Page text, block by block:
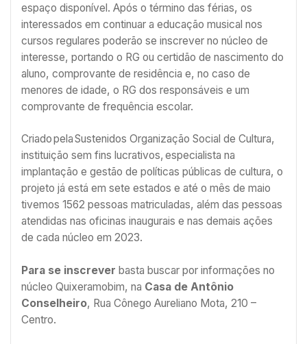
espaço disponível. Após o término das férias, os
interessados em continuar a educação musical nos
cursos regulares poderão se inscrever no núcleo de
interesse, portando o RG ou certidão de nascimento do
aluno, comprovante de residência e, no caso de
menores de idade, o RG dos responsáveis e um
comprovante de frequência escolar.
Criado pela Sustenidos Organização Social de Cultura,
instituição sem fins lucrativos, especialista na
implantação e gestão de políticas públicas de cultura, o
projeto já está em sete estados e até o mês de maio
tivemos 1562 pessoas matriculadas, além das pessoas
atendidas nas oficinas inaugurais e nas demais ações
de cada núcleo em 2023.
Para se inscrever basta buscar por informações no
núcleo Quixeramobim, na Casa de Antônio
Conselheiro, Rua Cônego Aureliano Mota, 210 –
Centro.